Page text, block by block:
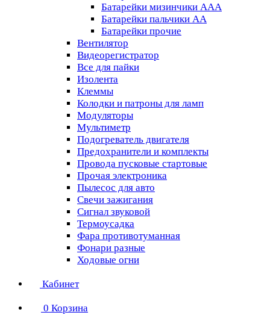
Батарейки мизинчики ААА
Батарейки пальчики АА
Батарейки прочие
Вентилятор
Видеорегистратор
Все для пайки
Изолента
Клеммы
Колодки и патроны для ламп
Модуляторы
Мультиметр
Подогреватель двигателя
Предохранители и комплекты
Провода пусковые стартовые
Прочая электроника
Пылесос для авто
Свечи зажигания
Сигнал звуковой
Термоусадка
Фара противотуманная
Фонари разные
Ходовые огни
Кабинет
0 Корзина